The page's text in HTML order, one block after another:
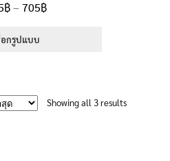
ตั้งแต่
฿ – 705฿Price
อกรูปแบบ
multipleShowing all 3 resultsSorted